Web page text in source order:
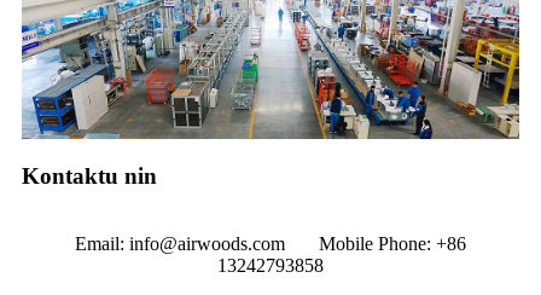
Kontaktu nin
Email: info@airwoods.com Mobile Phone: +86
13242793858‬